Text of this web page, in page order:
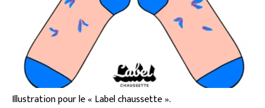
Illustration pour le « Label chaussette ».